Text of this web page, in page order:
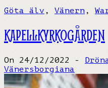
Göta älv , Vänern ,
KAPELLKYRKOGÅRDEN
On 24/12/2022 -
Vänersborgiana